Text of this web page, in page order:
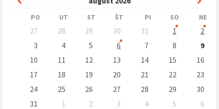
mesiac
PO UT ST ŠT PI SO NE
Preskočit
kalendárne
27 28 29 30 31 1
2
3
4 5 6 7 8
9
10
11 12 13 14 15
16
17
18 19 20 21 22
23
24
25 26 27 28 29
30
31
1 2 3 4 5
6